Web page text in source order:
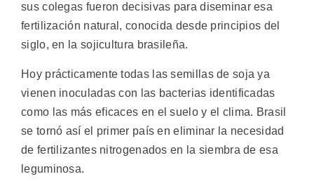
sus colegas fueron decisivas para diseminar esa
fertilización natural, conocida desde principios del
siglo, en la sojicultura brasileña.
Hoy prácticamente todas las semillas de soja ya
vienen inoculadas con las bacterias identificadas
como las más eficaces en el suelo y el clima. Brasil
se tornó así el primer país en eliminar la necesidad
de fertilizantes nitrogenados en la siembra de esa
leguminosa.